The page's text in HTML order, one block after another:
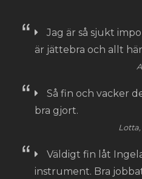
Jag är så sjukt
är jättebra och allt
Så fin och vacker
bra gjort.
Väldigt fin låt
instrument. Bra